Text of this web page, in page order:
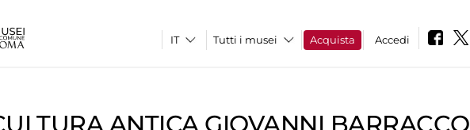
Tutti i musei Acquista Accedi
ANTICA GIOVANNI BARRACCO